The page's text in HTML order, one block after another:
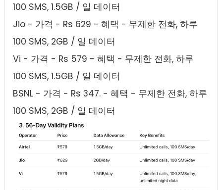
100 SMS, 1.5GB / 일 데이터
Jio - 가격 - Rs 629 - 혜택 - 무제한 전화, 하루
100 SMS, 2GB / 일 데이터
Vi - 가격 - Rs 579 - 혜택 - 무제한 전화, 하루
100 SMS, 1.5GB / 일 데이터
BSNL - 가격 - Rs 347. - 혜택 - 무제한 전화, 하루
100 SMS, 2GB / 일 데이터